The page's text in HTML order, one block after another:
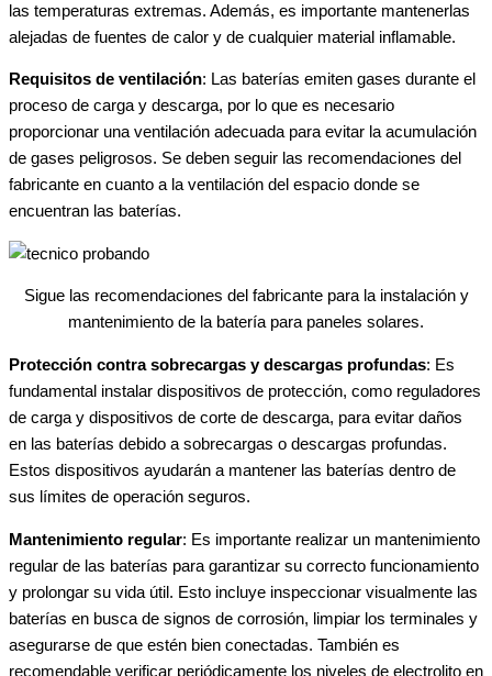
las temperaturas extremas. Además, es importante mantenerlas
alejadas de fuentes de calor y de cualquier material inflamable.
Requisitos de ventilación: Las baterías emiten gases durante el
proceso de carga y descarga, por lo que es necesario
proporcionar una ventilación adecuada para evitar la acumulación
de gases peligrosos. Se deben seguir las recomendaciones del
fabricante en cuanto a la ventilación del espacio donde se
encuentran las baterías.
Sigue las recomendaciones del fabricante para la instalación y
mantenimiento de la batería para paneles solares.
Protección contra sobrecargas y descargas profundas: Es
fundamental instalar dispositivos de protección, como reguladores
de carga y dispositivos de corte de descarga, para evitar daños
en las baterías debido a sobrecargas o descargas profundas.
Estos dispositivos ayudarán a mantener las baterías dentro de
sus límites de operación seguros.
Mantenimiento regular: Es importante realizar un mantenimiento
regular de las baterías para garantizar su correcto funcionamiento
y prolongar su vida útil. Esto incluye inspeccionar visualmente las
baterías en busca de signos de corrosión, limpiar los terminales y
asegurarse de que estén bien conectadas. También es
recomendable verificar periódicamente los niveles de electrolito en